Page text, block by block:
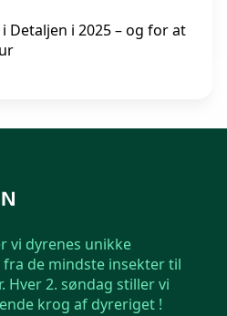
Detaljen i 2025 – og for at
vi dyrenes unikke
de mindste insekter til
Hver 2. søndag stiller vi
krog af dyreriget !